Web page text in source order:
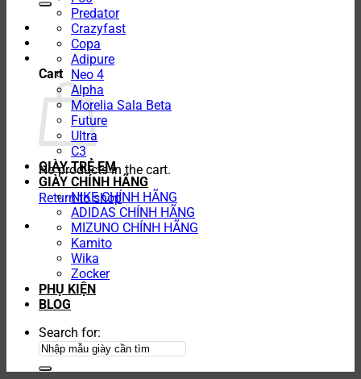
Cart
No products in the cart.
Return to shop
Predator
Crazyfast
Copa
Adipure
Neo 4
Alpha
Morelia Sala Beta
Future
Ultra
C3
GIÀY TRẺ EM
GIÀY CHÍNH HÃNG
NIKE CHÍNH HÃNG
ADIDAS CHÍNH HÃNG
MIZUNO CHÍNH HÃNG
Kamito
Wika
Zocker
PHỤ KIỆN
BLOG
Search for: